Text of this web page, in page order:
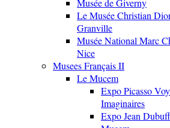
Musée de Giverny
Le Musée Christian
Granville
Musée National Marc
Nice
Musees Français II
Le Mucem
Expo Picasso
Imaginaires
Expo Jean